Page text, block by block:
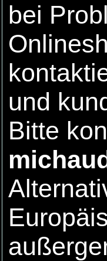
bei
und
Bitte